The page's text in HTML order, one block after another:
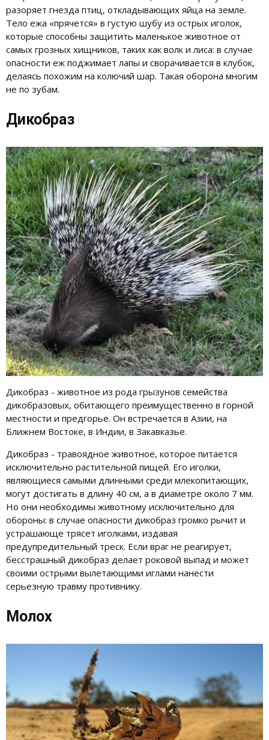
разоряет гнезда птиц, откладывающих яйца на земле.
Тело ежа «прячется» в густую шубу из острых иголок,
которые способны защитить маленькое животное от
самых грозных хищников, таких как волк и лиса: в случае
опасности еж поджимает лапы и сворачивается в клубок,
делаясь похожим на колючий шар. Такая оборона многим
не по зубам.
Дикобраз
Дикобраз - животное из рода грызунов семейства
дикобразовых, обитающего преимущественно в горной
местности и предгорье. Он встречается в Азии, на
Ближнем Востоке, в Индии, в Закавказье.
Дикобраз - травоядное животное, которое питается
исключительно растительной пищей. Его иголки,
являющиеся самыми длинными среди млекопитающих,
могут достигать в длину 40 см, а в диаметре около 7 мм.
Но они необходимы животному исключительно для
обороны: в случае опасности дикобраз громко рычит и
устрашающе трясет иголками, издавая
предупредительный треск. Если враг не реагирует,
бесстрашный дикобраз делает роковой выпад и может
своими острыми вылетающими иглами нанести
серьезную травму противнику.
Молох